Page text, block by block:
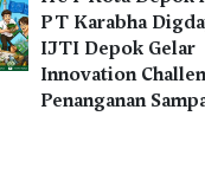
PT Karabha
IJTI Depok Gelar
Innovation
Penanganan